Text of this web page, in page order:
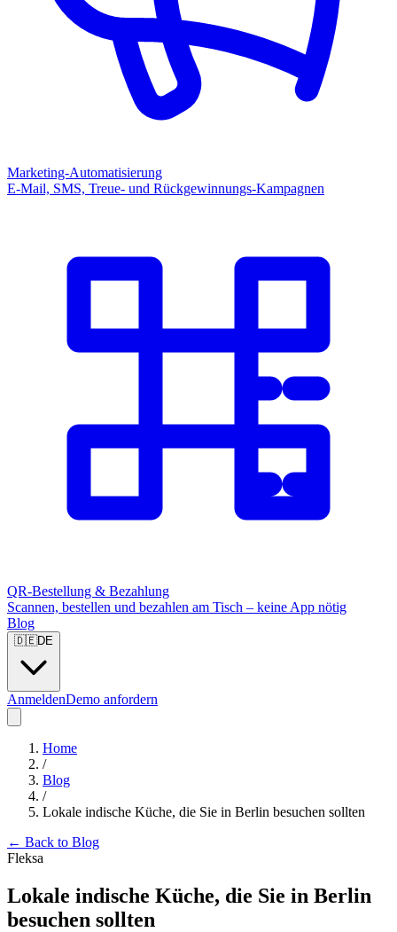
Marketing-Automatisierung
E-Mail, SMS, Treue- und Rückgewinnungs-Kampagnen
QR-Bestellung & Bezahlung
Scannen, bestellen und bezahlen am Tisch – keine App nötig
Blog
🇩🇪DE
AnmeldenDemo anfordern
Home
/
Blog
/
Lokale indische Küche, die Sie in Berlin besuchen sollten
← Back to Blog
Fleksa
Lokale indische Küche, die Sie in Berlin
besuchen sollten